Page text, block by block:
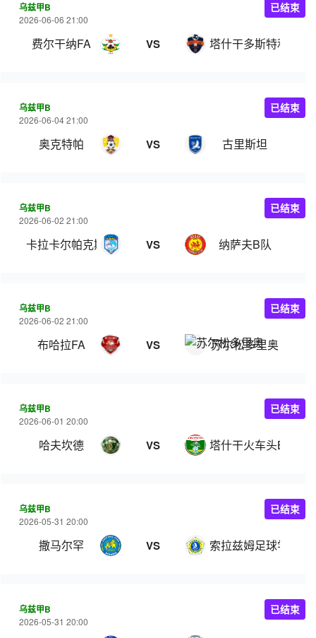
乌兹甲B
2026-06-06 21:00
费尔干纳FA VS 塔什干多斯特利克
已结束
乌兹甲B
2026-06-04 21:00
奥克特帕 VS 古里斯坦
已结束
乌兹甲B
2026-06-02 21:00
卡拉卡尔帕克斯坦FA VS 纳萨夫B队
已结束
乌兹甲B
2026-06-02 21:00
布哈拉FA VS 苏尔松多里奥
已结束
乌兹甲B
2026-06-01 20:00
哈夫坎德 VS 塔什干火车头B队
已结束
乌兹甲B
2026-05-31 20:00
撒马尔罕 VS 索拉兹姆足球学院
已结束
乌兹甲B
2026-05-31 20:00
已结束